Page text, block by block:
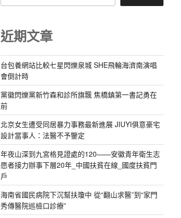
近期文章
台包養網站比較七星閃爍泉城 SHE飛輪海濟南演唱
會倒計時
黨徽閃爍黨新竹森和診所旗飄 焦橋鎮第一書記勇在
前
北京女生遭受同居暴力事務最新進展 JIUYI俱意豪宅
設計當事人：法醫不予鑒定
年夜山深到九宮格見證處的120——安徽青年衛生志
愿者接力辦事下層20年_中國扶貧在線_國度扶貧門
戶
海南省國民病院下沉幫扶瓊中 從“翻山求醫”到“家門
秀傳醫院巡檢口診療”